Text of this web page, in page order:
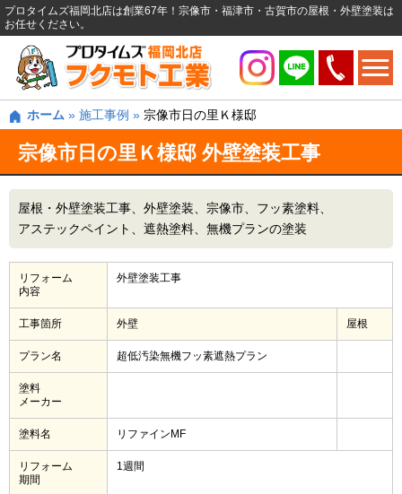
プロタイムズ福岡北店は創業67年！宗像市・福津市・古賀市の屋根・外壁塗装は
お任せください。
ホーム » 施工事例 » 宗像市日の里Ｋ様邸
宗像市日の里Ｋ様邸 外壁塗装工事
屋根・外壁塗装工事 外壁塗装 宗像市
フッ素塗料
アステックペイント
遮熱塗料 無機プランの塗装
リフォーム
内容
外壁塗装工事
工事箇所 外壁 屋根
プラン名 超低汚染無機フッ素遮熱プラン
塗料
メーカー
塗料名 リファインMF
リフォーム
期間
1週間